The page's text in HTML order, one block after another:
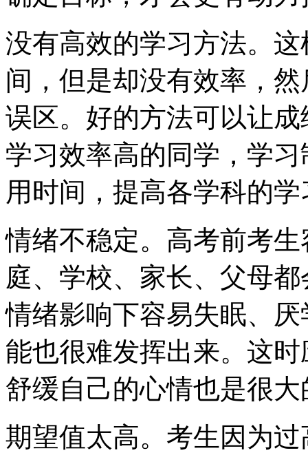
没有高效的学习方法。
间，但是却没有效率，
误区。好的方法可以让
学习效率高的同学，学
用时间，提高各学科的
情绪不稳定。高考前考
庭、学校、家长、父母
情绪影响下容易失眠、
能也很难发挥出来。这
舒缓自己的心情也是很
期望值太高。考生因为